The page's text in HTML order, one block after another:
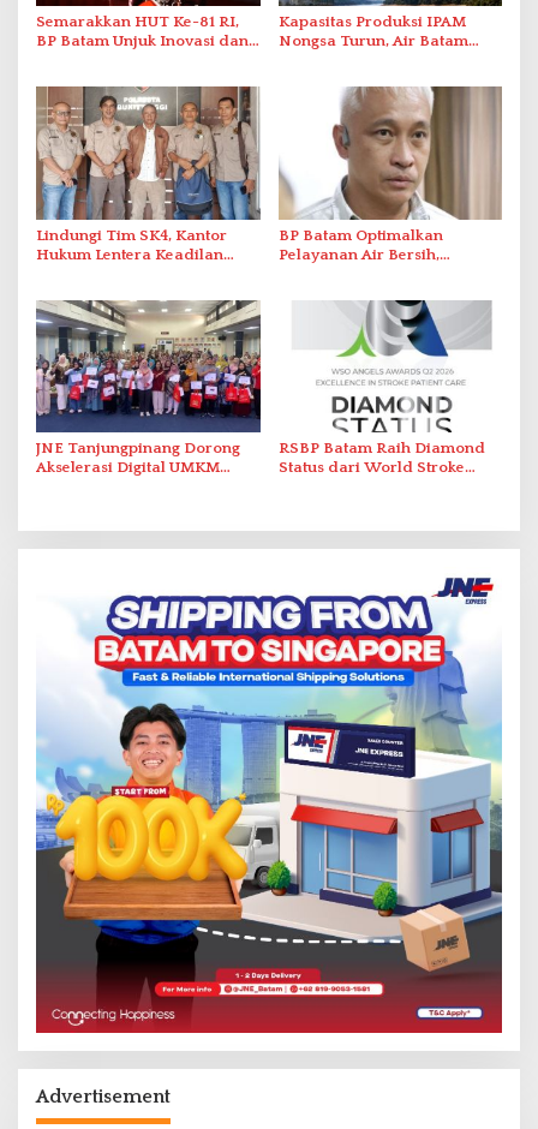
Semarakkan HUT Ke-81 RI,
BP Batam Unjuk Inovasi dan
Kapasitas Produksi IPAM
Nongsa Turun, Air Batam
Lindungi Tim SK4, Kantor
Hukum Lentera Keadilan
Bukik Batarah
BP Batam Optimalkan
Pelayanan Air Bersih,
JNE Tanjungpinang Dorong
Akselerasi Digital UMKM
RSBP Batam Raih Diamond
Status dari World Stroke
Advertisement